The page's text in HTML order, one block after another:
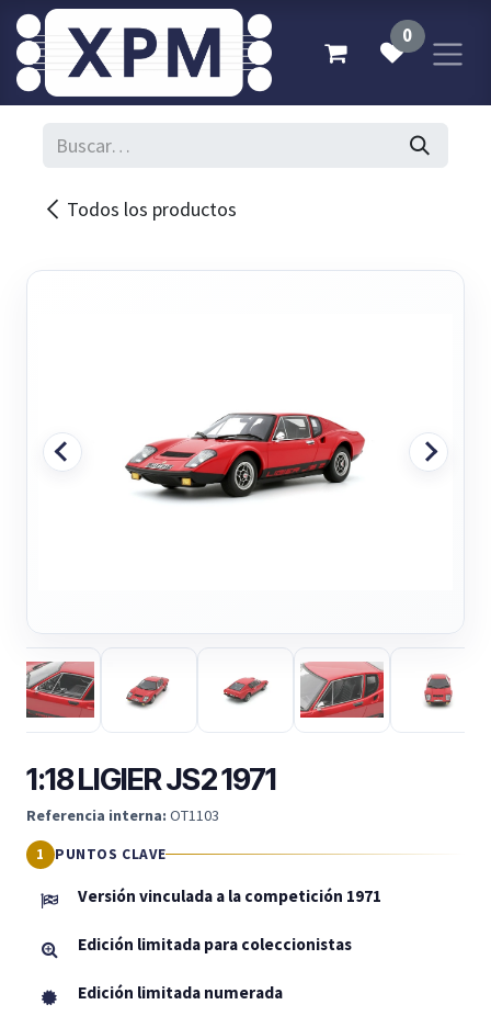
Ir al contenido
0
Todos los productos
1:18 LIGIER JS2 1971
Referencia interna: OT1103
PUNTOS CLAVE
Versión vinculada a la competición 1971
Edición limitada para coleccionistas
Edición limitada numerada